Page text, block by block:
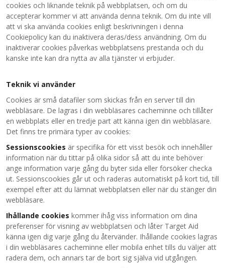
cookies och liknande teknik på webbplatsen, och om du
accepterar kommer vi att använda denna teknik. Om du inte vill
att vi ska använda cookies enligt beskrivningen i denna
Cookiepolicy kan du inaktivera deras/dess användning. Om du
inaktiverar cookies påverkas webbplatsens prestanda och du
kanske inte kan dra nytta av alla tjänster vi erbjuder.
Teknik vi använder
Cookies är små datafiler som skickas från en server till din
webbläsare. De lagras i din webbläsares cacheminne och tillåter
en webbplats eller en tredje part att känna igen din webbläsare.
Det finns tre primära typer av cookies:
Sessionscookies är specifika för ett visst besök och innehåller
information när du tittar på olika sidor så att du inte behöver
ange information varje gång du byter sida eller försöker checka
ut. Sessionscookies går ut och raderas automatiskt på kort tid, till
exempel efter att du lämnat webbplatsen eller när du stänger din
webbläsare.
Ihållande cookies kommer ihåg viss information om dina
preferenser för visning av webbplatsen och låter Target Aid
känna igen dig varje gång du återvänder. Ihållande cookies lagras
i din webbläsares cacheminne eller mobila enhet tills du väljer att
radera dem, och annars tar de bort sig själva vid utgången.